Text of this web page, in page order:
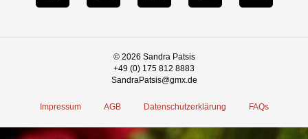
© 2026 Sandra Patsis
+49 (0) 175 812 8883
SandraPatsis@gmx.de
Impressum AGB Datenschutzerklärung FAQs